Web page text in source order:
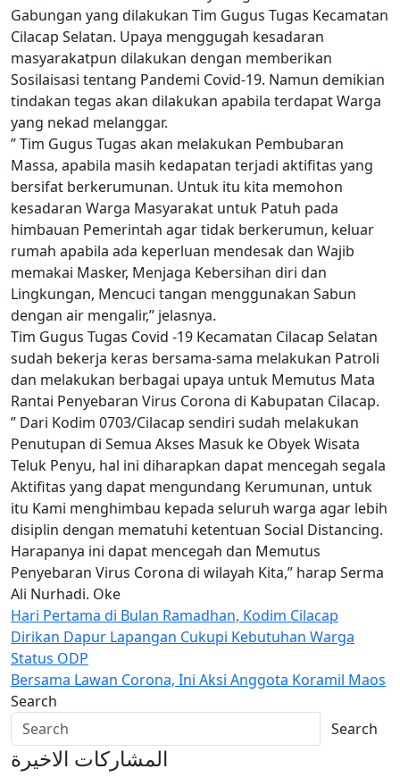
Gabungan yang dilakukan Tim Gugus Tugas Kecamatan
Cilacap Selatan. Upaya menggugah kesadaran
masyarakatpun dilakukan dengan memberikan
Sosilaisasi tentang Pandemi Covid-19. Namun demikian
tindakan tegas akan dilakukan apabila terdapat Warga
yang nekad melanggar.
” Tim Gugus Tugas akan melakukan Pembubaran
Massa, apabila masih kedapatan terjadi aktifitas yang
bersifat berkerumunan. Untuk itu kita memohon
kesadaran Warga Masyarakat untuk Patuh pada
himbauan Pemerintah agar tidak berkerumun, keluar
rumah apabila ada keperluan mendesak dan Wajib
memakai Masker, Menjaga Kebersihan diri dan
Lingkungan, Mencuci tangan menggunakan Sabun
dengan air mengalir,” jelasnya.
Tim Gugus Tugas Covid -19 Kecamatan Cilacap Selatan
sudah bekerja keras bersama-sama melakukan Patroli
dan melakukan berbagai upaya untuk Memutus Mata
Rantai Penyebaran Virus Corona di Kabupatan Cilacap.
” Dari Kodim 0703/Cilacap sendiri sudah melakukan
Penutupan di Semua Akses Masuk ke Obyek Wisata
Teluk Penyu, hal ini diharapkan dapat mencegah segala
Aktifitas yang dapat mengundang Kerumunan, untuk
itu Kami menghimbau kepada seluruh warga agar lebih
disiplin dengan mematuhi ketentuan Social Distancing.
Harapanya ini dapat mencegah dan Memutus
Penyebaran Virus Corona di wilayah Kita,” harap Serma
Ali Nurhadi. Oke
Navigasi
pos
Hari Pertama di Bulan Ramadhan, Kodim Cilacap
Dirikan Dapur Lapangan Cukupi Kebutuhan Warga
Status ODP
Bersama Lawan Corona, Ini Aksi Anggota Koramil Maos
Search
Search
المشاركات الاخيرة